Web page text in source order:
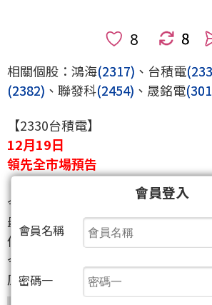
8
相關個股：鴻海(2317) 、台積電
(2382) 、聯發科(2454) 、晟銘電
【2330台積電】
12月19日
領先全市場預告
『１００％絕佳買點，首選台積電』
今天再度創下歷史新高
最高１１６０元！
但！
今天我先逢高獲利出清台積電
原因今天節目解析
會員登入
會員名稱
密碼一